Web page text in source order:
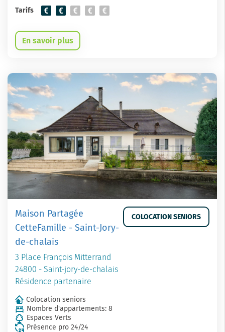
Tarifs
En savoir plus
Maison Partagée
CetteFamille - Saint-Jory-
de-chalais
3 Place François Mitterrand
24800 - Saint-jory-de-chalais
Résidence partenaire
COLOCATION SENIORS
Colocation seniors
Nombre d'appartements: 8
Espaces Verts
Présence pro 24/24